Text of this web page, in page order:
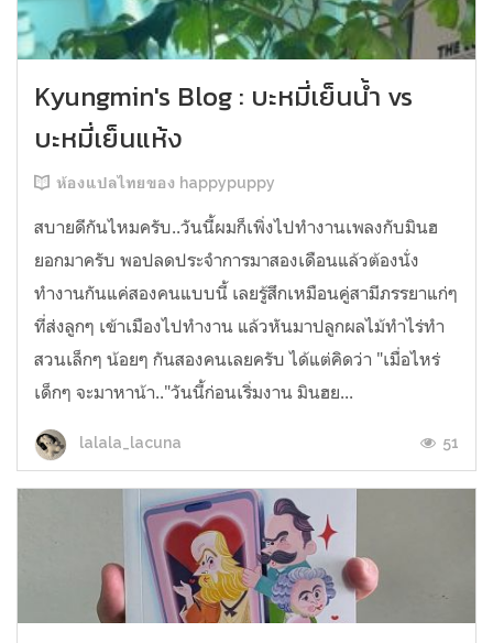
Kyungmin's Blog : บะหมี่เย็นน้ำ vs
บะหมี่เย็นแห้ง
ห้องแปลไทยของ happypuppy
สบายดีกันไหมครับ..วันนี้ผมก็เพิ่งไปทำงานเพลงกับมินฮ
ยอกมาครับ พอปลดประจำการมาสองเดือนแล้วต้องนั่ง
ทำงานกันแค่สองคนแบบนี้ เลยรู้สึกเหมือนคู่สามีภรรยาแก่ๆ
ที่ส่งลูกๆ เข้าเมืองไปทำงาน แล้วหันมาปลูกผลไม้ทำไร่ทำ
สวนเล็กๆ น้อยๆ กันสองคนเลยครับ ได้แต่คิดว่า "เมื่อไหร่
เด็กๆ จะมาหาน้า.."วันนี้ก่อนเริ่มงาน มินฮย...
lalala_lacuna 51